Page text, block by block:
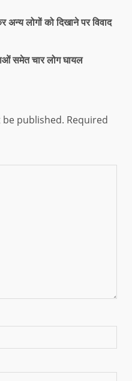
लोगों को दिखाने पर विवाद
समेत चार लोग घायल
published. Required